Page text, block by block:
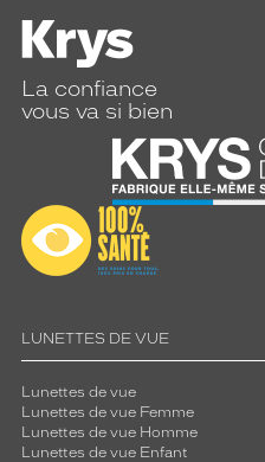
La confiance
vous va si bien
LUNETTES DE VUE
Lunettes de vue
Lunettes de vue Femme
Lunettes de vue Homme
Lunettes de vue Enfant